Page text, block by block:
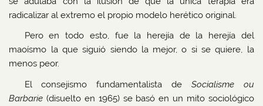
radicalizar al extremo el propio modelo herético original.
Pero en todo esto, fue la herejía de la herejía del
maoísmo la que siguió siendo la mejor, o si se quiere, la
menos peor.
El consejismo fundamentalista de Socialisme ou
Barbarie (disuelto en 1965) se basó en un mito sociológico